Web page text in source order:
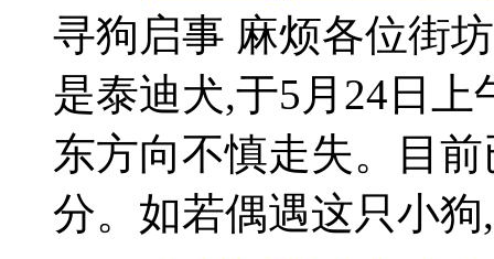
寻狗启事 麻烦各位街
是泰迪犬,于5月24日
东方向不慎走失。目
分。如若偶遇这只小